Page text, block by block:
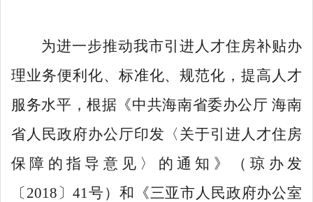
为进一步推动我市引进人才住房补贴办
理业务便利化、标准化、规范化，提高人才
服务水平，根据 《中共海南省委办公厅 海南
省人民政府办公厅印发 〈 关于引进人才住房
保障的指导意见 〉 的通知 》
（琼办发
〔 2018 〕41 号）和 《三亚市人民政府办公室